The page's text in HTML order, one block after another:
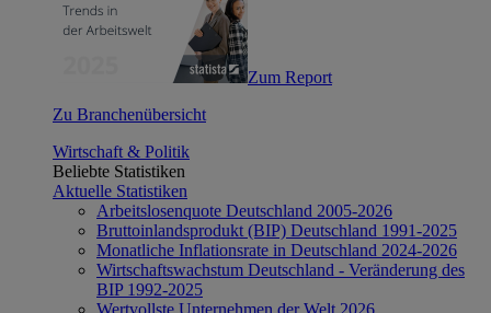
Zum Report
Zu Branchenübersicht
Wirtschaft & Politik
Beliebte Statistiken
Aktuelle Statistiken
Arbeitslosenquote Deutschland 2005-2026
Bruttoinlandsprodukt (BIP) Deutschland 1991-2025
Monatliche Inflationsrate in Deutschland 2024-2026
Wirtschaftswachstum Deutschland - Veränderung des
BIP 1992-2025
Wertvollste Unternehmen der Welt 2026